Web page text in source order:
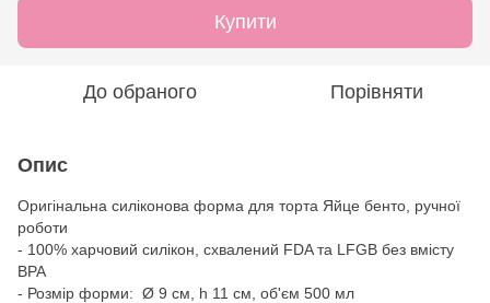
Купити
До обраного Порівняти
Опис
Оригінальна силіконова форма для торта Яйце бенто, ручної
роботи
- 100% харчовий силікон, схвалений FDA та LFGB без вмісту
BPA
- Розмір форми: Ø 9 см, h 11 см, об'єм 500 мл